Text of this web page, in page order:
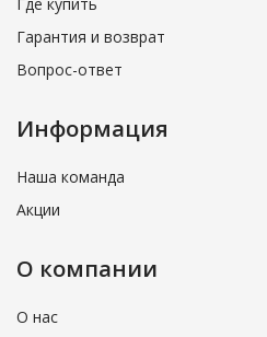
Гарантия и возврат
Вопрос-ответ
Информация
Наша команда
Акции
О компании
О нас